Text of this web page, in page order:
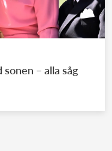
– alla såg